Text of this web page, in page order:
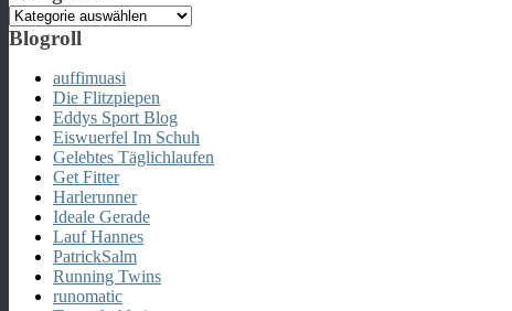
Kategorien
Blogroll
auffimuasi
Die Flitzpiepen
Eddys Sport Blog
Eiswuerfel Im Schuh
Gelebtes Täglichlaufen
Get Fitter
Harlerunner
Ideale Gerade
Lauf Hannes
PatrickSalm
Running Twins
runomatic